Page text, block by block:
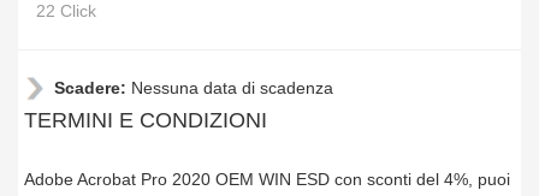
22 Click
Scadere: Nessuna data di scadenza
TERMINI E CONDIZIONI
Adobe Acrobat Pro 2020 OEM WIN ESD con sconti del 4%, puoi